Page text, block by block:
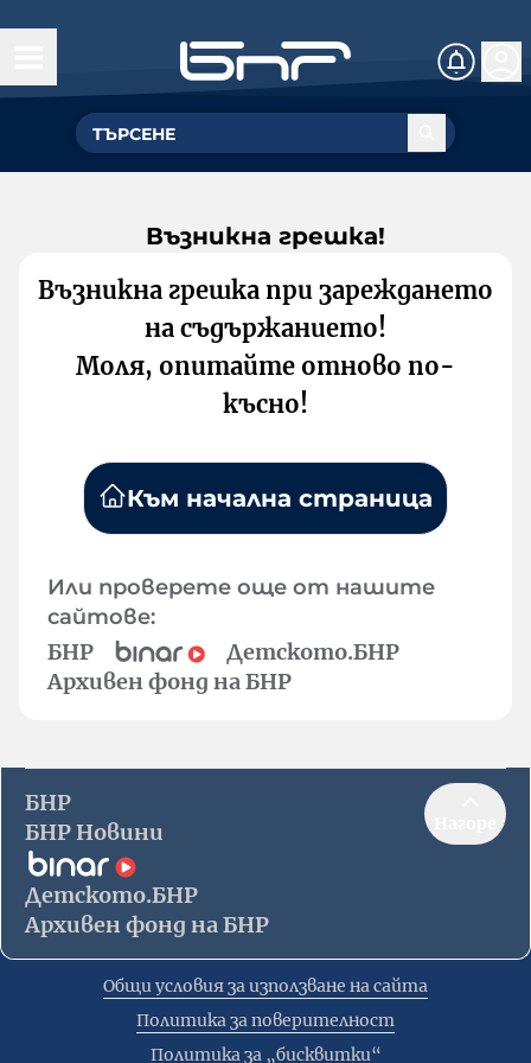
Възникна грешка!
Възникна грешка при зареждането
на съдържанието!
Моля, опитайте отново по-
късно!
Към начална страница
Или проверете още от нашите
сайтове:
БНР
Детското.БНР
Архивен фонд на БНР
БНР
БНР Новини
Детското.БНР
Архивен фонд на БНР
Общи условия за използване на сайта
Политика за поверителност
Политика за „бисквитки“